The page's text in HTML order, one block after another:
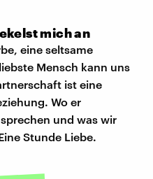
mich an
eine seltsame
Mensch kann uns
ist eine
Wo er
und was wir
Stunde Liebe.